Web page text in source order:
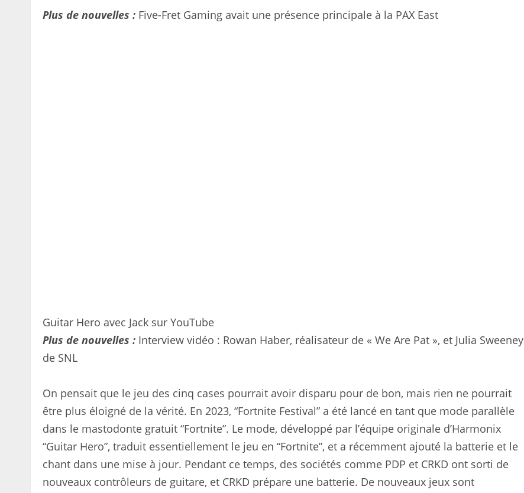
Plus de nouvelles : Five-Fret Gaming avait une présence principale à la PAX East
Guitar Hero avec Jack sur YouTube
Plus de nouvelles : Interview vidéo : Rowan Haber, réalisateur de « We Are Pat », et Julia Sweeney
de SNL
On pensait que le jeu des cinq cases pourrait avoir disparu pour de bon, mais rien ne pourrait
être plus éloigné de la vérité. En 2023, “Fortnite Festival” a été lancé en tant que mode parallèle
dans le mastodonte gratuit “Fortnite”. Le mode, développé par l’équipe originale d’Harmonix
“Guitar Hero”, traduit essentiellement le jeu en “Fortnite”, et a récemment ajouté la batterie et le
chant dans une mise à jour. Pendant ce temps, des sociétés comme PDP et CRKD ont sorti de
nouveaux contrôleurs de guitare, et CRKD prépare une batterie. De nouveaux jeux sont